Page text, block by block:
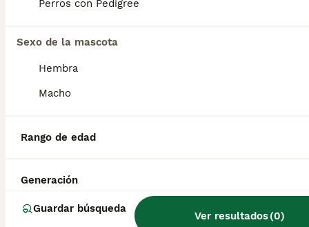
Perros con Pedigree
Sexo de la mascota
Hembra
Macho
Rango de edad
Generación
Guardar búsqueda
Ver resultados(0)
¿Cómo es el carácter del
Bullmastiff con los niños?
¿Cuántas horas duerme un